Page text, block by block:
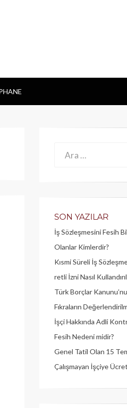
Ara:
SON YAZILAR
İş Sözleşmesini Fesih
Olanlar Kimlerdir?
Kısmi Süreli İş
retli İzni Nasıl
Türk Borçlar
Fıkraların
İşçi Hakkında Adli
Fesih Nedeni midir?
Genel Tatil Olan 15
Çalışmayan İşçiye